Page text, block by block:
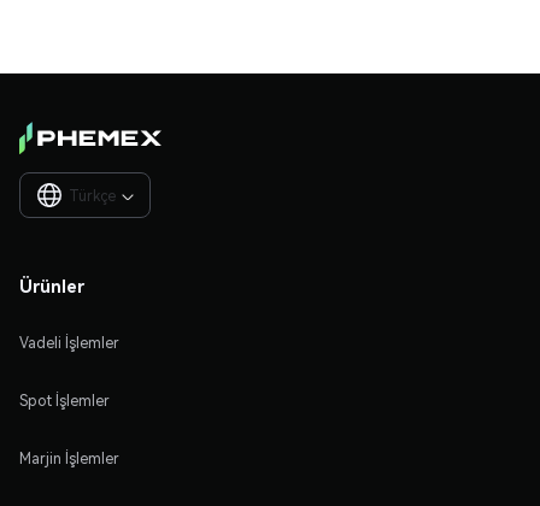
Türkçe 
Ürünler
Vadeli İşlemler
Spot İşlemler
Marjin İşlemler